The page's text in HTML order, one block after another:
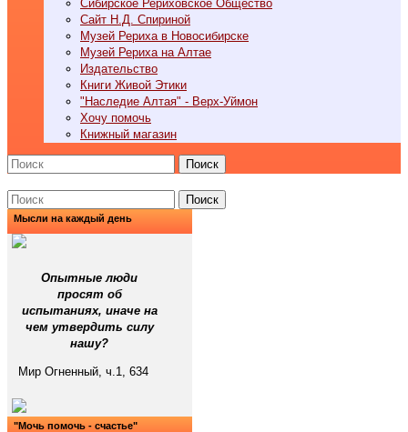
Сибирское Рериховское Общество
Сайт Н.Д. Спириной
Музей Рериха в Новосибирске
Музей Рериха на Алтае
Издательство
Книги Живой Этики
"Наследие Алтая" - Верх-Уймон
Хочу помочь
Книжный магазин
Поиск
Поиск
Мысли на каждый день
Опытные люди
просят об
испытаниях, иначе на
чем утвердить силу
нашу?
Мир Огненный, ч.1, 634
"Мочь помочь - счастье"